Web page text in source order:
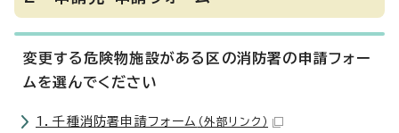
変更する危険物施設がある区の消防署の申請フォー
ムを選んでください
1．千種消防署申請フォーム （外部リンク）